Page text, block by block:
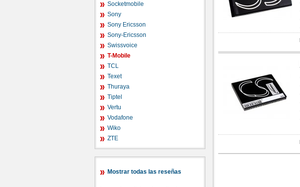
Socketmobile
Sony
Sony Ericsson
Sony-Ericsson
Swissvoice
T-Mobile
TCL
Texet
Thuraya
Tiptel
Vertu
Vodafone
Wiko
ZTE
Mostrar todas las reseñas